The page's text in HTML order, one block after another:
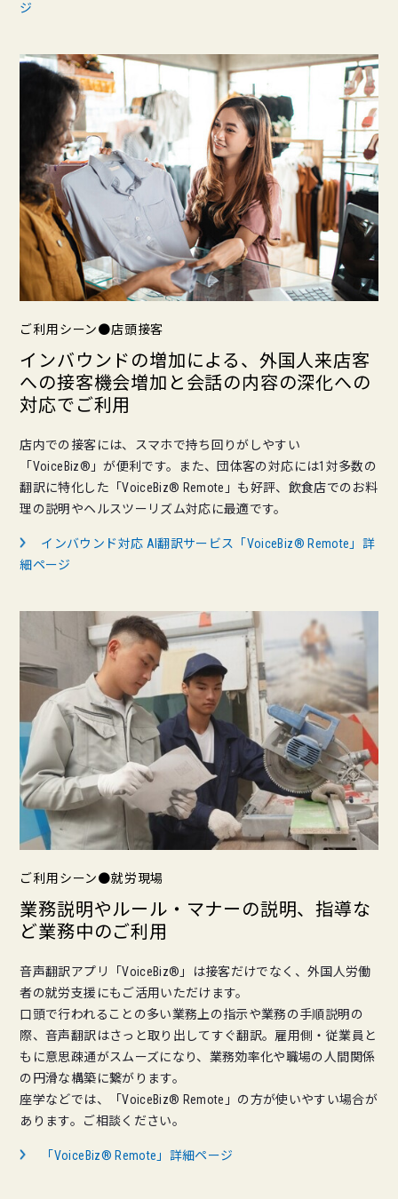
ジ
ご利用シーン●店頭接客
インバウンドの増加による、外国人来店客
への接客機会増加と会話の内容の深化への
対応でご利用
店内での接客には、スマホで持ち回りがしやすい
「VoiceBiz®」が便利です。また、団体客の対応には1対多数の
翻訳に特化した「VoiceBiz® Remote」も好評、飲食店でのお料
理の説明やヘルスツーリズム対応に最適です。
インバウンド対応 AI翻訳サービス「VoiceBiz® Remote」詳
細ページ
ご利用シーン●就労現場
業務説明やルール・マナーの説明、指導な
ど業務中のご利用
音声翻訳アプリ「VoiceBiz®」は接客だけでなく、外国人労働
者の就労支援にもご活用いただけます。
口頭で行われることの多い業務上の指示や業務の手順説明の
際、音声翻訳はさっと取り出してすぐ翻訳。雇用側・従業員と
もに意思疎通がスムーズになり、業務効率化や職場の人間関係
の円滑な構築に繋がります。
座学などでは、「VoiceBiz® Remote」の方が使いやすい場合が
あります。ご相談ください。
「VoiceBiz® Remote」詳細ページ